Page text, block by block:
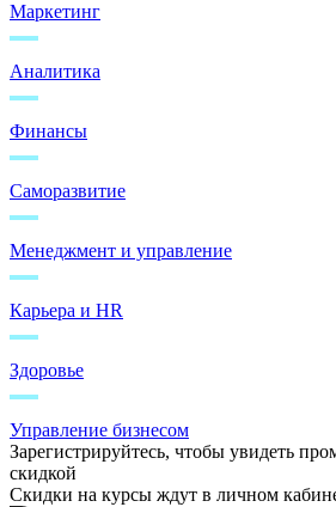
Маркетинг
Аналитика
Финансы
Саморазвитие
Менеджмент и управление
Карьера и HR
Здоровье
Управление бизнесом
Зарегистрируйтесь, чтобы увидеть
скидкой
Скидки на курсы ждут в личном